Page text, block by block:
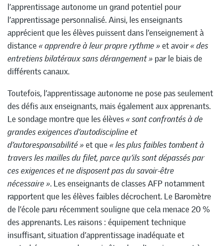
l’apprentissage autonome un grand potentiel pour
l’apprentissage personnalisé. Ainsi, les enseignants
apprécient que les élèves puissent dans l’enseignement à
distance« apprendre à leur propre rythme »et avoir« des
entretiens bilatéraux sans dérangement » par le biais de
différents canaux.
Toutefois, l’apprentissage autonome ne pose pas seulement
des défis aux enseignants, mais également aux apprenants.
Le sondage montre que les élèves« sont confrontés à de
grandes exigences d’autodiscipline et
d’autoresponsabilité »et que« les plus faibles tombent à
travers les mailles du filet, parce qu’ils sont dépassés par
ces exigences et ne disposent pas du savoir-être
nécessaire ». Les enseignants de classes AFP notamment
rapportent que les élèves faibles décrochent. Le Baromètre
de l’école paru récemment souligne que cela menace 20 %
des apprenants. Les raisons : équipement technique
insuffisant, situation d’apprentissage inadéquate et